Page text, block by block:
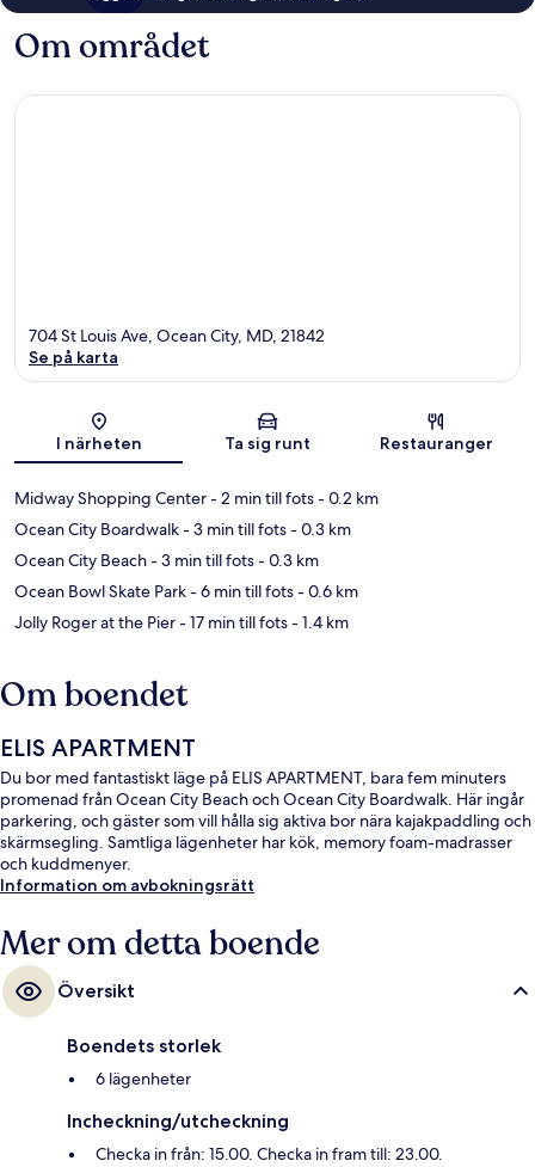
Om området
Karta
704 St Louis Ave, Ocean City, MD, 21842
Se på karta
I närheten Ta sig runt Restauranger
Midway Shopping Center- 2 min till fots- 0.2 km
Ocean City Boardwalk- 3 min till fots- 0.3 km
Ocean City Beach- 3 min till fots- 0.3 km
Ocean Bowl Skate Park- 6 min till fots- 0.6 km
Jolly Roger at the Pier- 17 min till fots- 1.4 km
Om boendet
ELIS APARTMENT
Du bor med fantastiskt läge på ELIS APARTMENT, bara fem minuters
promenad från Ocean City Beach och Ocean City Boardwalk. Här ingår
parkering, och gäster som vill hålla sig aktiva bor nära kajakpaddling och
skärmsegling. Samtliga lägenheter har kök, memory foam-madrasser
och kuddmenyer.
Information om avbokningsrätt
Mer om detta boende
Översikt
Boendets storlek
6 lägenheter
Incheckning/utcheckning
Checka in från: 15.00. Checka in fram till: 23.00.